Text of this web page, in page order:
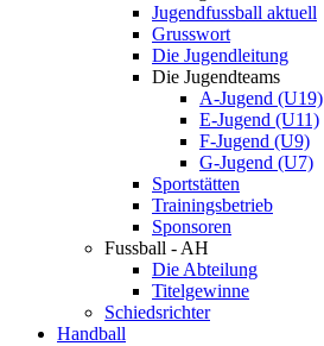
Jugendfussball aktuell
Grusswort
Die Jugendleitung
Die Jugendteams
A-Jugend (U19)
E-Jugend (U11)
F-Jugend (U9)
G-Jugend (U7)
Sportstätten
Trainingsbetrieb
Sponsoren
Fussball - AH
Die Abteilung
Titelgewinne
Schiedsrichter
Handball